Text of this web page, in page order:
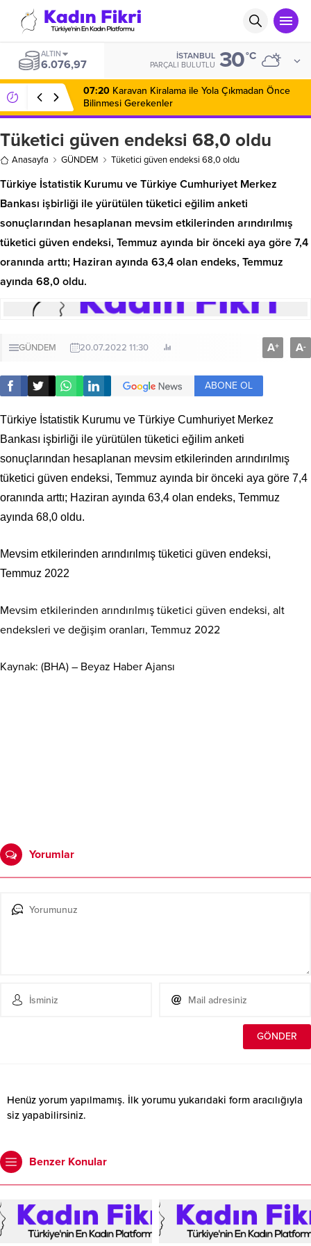
ALTIN
6.076,97
İSTANBUL
PARÇALI BULUTLU 30°C
07:20 Karavan Kiralama ile Yola Çıkmadan Önce
Bilinmesi Gerekenler
Tüketici güven endeksi 68,0 oldu
Anasayfa GÜNDEM Tüketici güven endeksi 68,0 oldu
Türkiye İstatistik Kurumu ve Türkiye Cumhuriyet Merkez
Bankası işbirliği ile yürütülen tüketici eğilim anketi
sonuçlarından hesaplanan mevsim etkilerinden arındırılmış
tüketici güven endeksi, Temmuz ayında bir önceki aya göre 7,4
oranında arttı; Haziran ayında 63,4 olan endeks, Temmuz
ayında 68,0 oldu.
GÜNDEM 20.07.2022 11:30 A+ A-
ABONE OL
Türkiye İstatistik Kurumu ve Türkiye Cumhuriyet Merkez
Bankası işbirliği ile yürütülen tüketici eğilim anketi
sonuçlarından hesaplanan mevsim etkilerinden arındırılmış
tüketici güven endeksi, Temmuz ayında bir önceki aya göre 7,4
oranında arttı; Haziran ayında 63,4 olan endeks, Temmuz
ayında 68,0 oldu.
Mevsim etkilerinden arındırılmış tüketici güven endeksi,
Temmuz 2022
Mevsim etkilerinden arındırılmış tüketici güven endeksi, alt
endeksleri ve değişim oranları, Temmuz 2022
Kaynak: (BHA) – Beyaz Haber Ajansı
Yorumlar
Henüz yorum yapılmamış. İlk yorumu yukarıdaki form aracılığıyla
siz yapabilirsiniz.
Benzer Konular